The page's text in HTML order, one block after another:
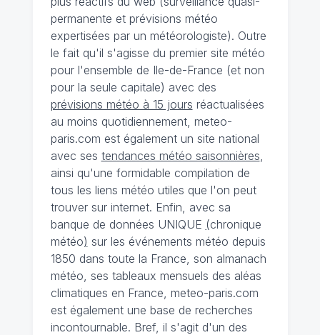
permanente et prévisions météo
expertisées par un météorologiste). Outre
le fait qu'il s'agisse du premier site météo
pour l'ensemble de Ile-de-France (et non
pour la seule capitale) avec des
prévisions météo à 15 jours réactualisées
au moins quotidiennement, meteo-
paris.com est également un site national
avec ses tendances météo saisonnières,
ainsi qu'une formidable compilation de
tous les liens météo utiles que l'on peut
trouver sur internet. Enfin, avec sa
banque de données UNIQUE (chronique
météo) sur les événements météo depuis
1850 dans toute la France, son almanach
météo, ses tableaux mensuels des aléas
climatiques en France, meteo-paris.com
est également une base de recherches
incontournable. Bref, il s'agit d'un des